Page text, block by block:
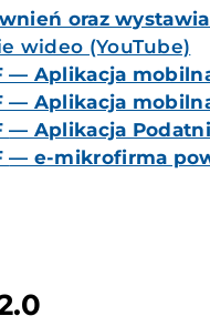
oraz
wideo (YouTube)
— Aplikacja
— Aplikacja
— Aplikacja
— e-mikrofirma